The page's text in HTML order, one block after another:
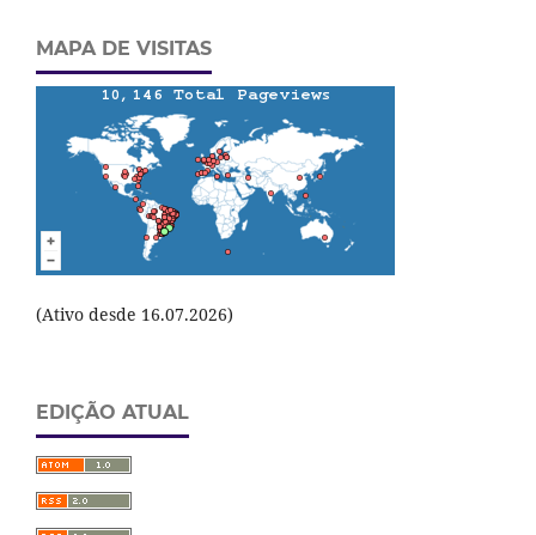
MAPA DE VISITAS
(Ativo desde 16.07.2026)
EDIÇÃO ATUAL